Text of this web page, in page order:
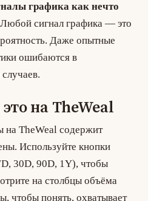
графика как нечто
Любой сигнал графика — это
Даже опытные
ошибаются в
на TheWeal
на TheWeal содержит
Используйте кнопки
30D, 90D, 1Y), чтобы
на столбцы объёма
чтобы понять, охватывает